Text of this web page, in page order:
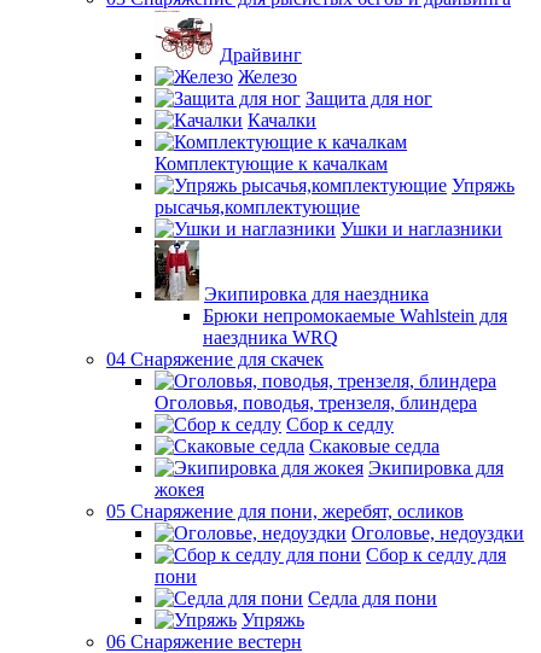
Драйвинг
Железо
Защита для ног
Качалки
Комплектующие к качалкам
Упряжь
рысачья,комплектующие
Ушки и наглазники
Экипировка для наездника
Брюки непромокаемые Wahlstein для
наездника WRQ
04 Снаряжение для скачек
Оголовья, поводья, трензеля, блиндера
Сбор к седлу
Скаковые седла
Экипировка для
жокея
05 Снаряжение для пони, жеребят, осликов
Оголовье, недоуздки
Сбор к седлу для
пони
Седла для пони
Упряжь
06 Снаряжение вестерн